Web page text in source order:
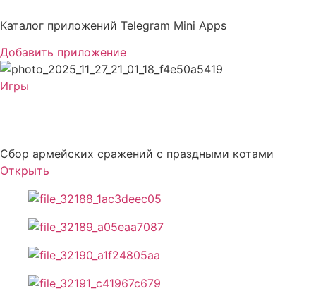
к
Каталог приложений Telegram Mini Apps
Добавить приложение
Игры
Сбор армейских сражений с праздными котами
Открыть